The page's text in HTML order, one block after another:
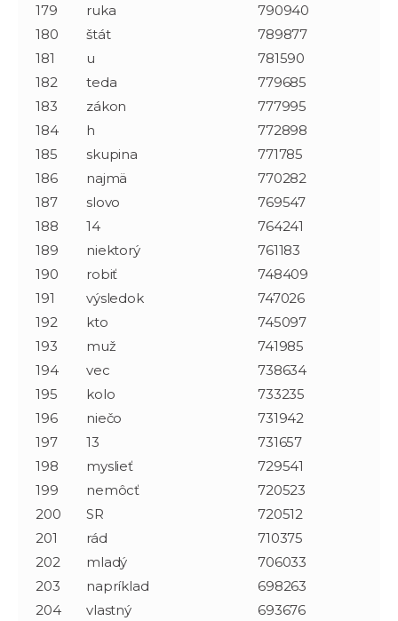
179
ruka
790940
180
štát
789877
181
u
781590
182
teda
779685
183
zákon
777995
184
h
772898
185
skupina
771785
186
najmä
770282
187
slovo
769547
188
14
764241
189
niektorý
761183
190
robiť
748409
191
výsledok
747026
192
kto
745097
193
muž
741985
194
vec
738634
195
kolo
733235
196
niečo
731942
197
13
731657
198
myslieť
729541
199
nemôcť
720523
200
SR
720512
201
rád
710375
202
mladý
706033
203
napríklad
698263
204
vlastný 693676